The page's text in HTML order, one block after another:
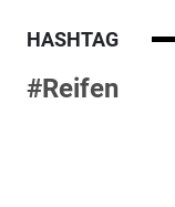
HASHTAG
#Reifen